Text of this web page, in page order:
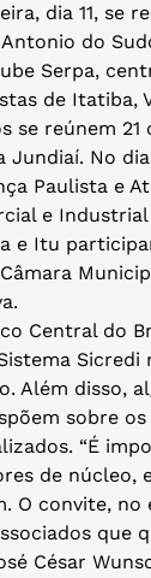
dia 11, se
do
Serpa,
de Itatiba,
se reúnem 21
Jundiaí. No
Paulista e
e
e Itu
Central do
Sicredi
Além disso,
sobre
“É
de núcleo,
O convite, no
que
César